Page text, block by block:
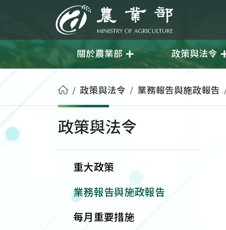
農業部
關於農業部 政策與法令
首頁政策與法令 業務報告與施政報告
政策與法令
重大政策
業務報告與施政報告
每月重要措施